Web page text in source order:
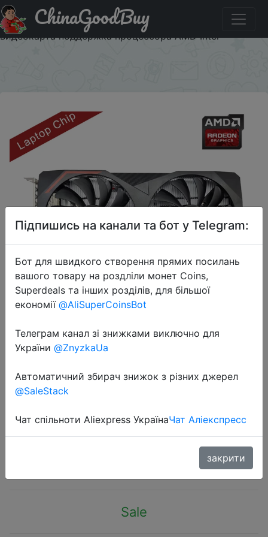
Акція на Графическая карта MLLSE 51RISC RX6600M 8
Гб GPU GDDR6 128 бит 14 Гбит/с 7 нм новая
видеокарта поддержка процессора AMD Intel
ChinaGoodBuy
2022-08-12
Графическая карта MLLSE 51RISC
RX6600M 8 Гб GPU GDDR6 128 бит
поддержка процессора AMD Intel
Sale
Підпишись на канали та бот у Telegram:
Бот для швидкого створення прямих посилань
вашого товару на роздліли монет Coins,
Superdeals та інших розділів, для більшої
економії @AliSuperCoinsBot
Телеграм канал зі знижками виключно для
України @ZnyzkaUa
Автоматичний збирач знижок з різних джерел
@SaleStack
Чат спільноти Aliexpress УкраїнаЧат Аліекспресс
закрити